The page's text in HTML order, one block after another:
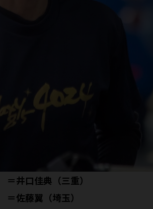
＝井口佳典（三重）
＝佐藤翼（埼玉）